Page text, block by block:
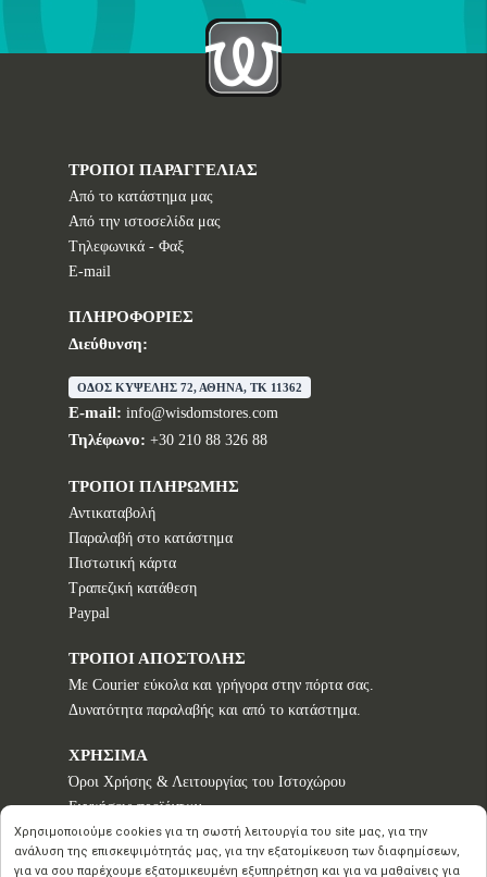
ΤΡΟΠΟΙ ΠΑΡΑΓΓΕΛΙΑΣ
Από το κατάστημα μας
Από την ιστοσελίδα μας
Tηλεφωνικά - Φαξ
E-mail
ΠΛΗΡΟΦΟΡΙΕΣ
Διεύθυνση:
ΟΔΟΣ ΚΥΨΕΛΗΣ 72, ΑΘΗΝΑ, TK 11362
E-mail: info@wisdomstores.com
Τηλέφωνο: +30 210 88 326 88
ΤΡΟΠΟΙ ΠΛΗΡΩΜΗΣ
Αντικαταβολή
Παραλαβή στο κατάστημα
Πιστωτική κάρτα
Τραπεζική κατάθεση
Paypal
ΤΡΟΠΟΙ ΑΠΟΣΤΟΛΗΣ
Με Courier εύκολα και γρήγορα στην πόρτα σας.
Δυνατότητα παραλαβής και από το κατάστημα.
ΧΡΗΣΙΜΑ
Όροι Χρήσης & Λειτουργίας του Ιστοχώρου
Εγγυήσεις προϊόντων
Τρόποι παραγγελίας
Πολιτική επιστροφών - Δικαίωμα Υπαναχώρησης
Χρησιμοποιούμε cookies για τη σωστή λειτουργία του site μας, για την
ανάλυση της επισκεψιμότητάς μας, για την εξατομίκευση των διαφημίσεων,
για να σου παρέχουμε εξατομικευμένη εξυπηρέτηση και για να μαθαίνεις για